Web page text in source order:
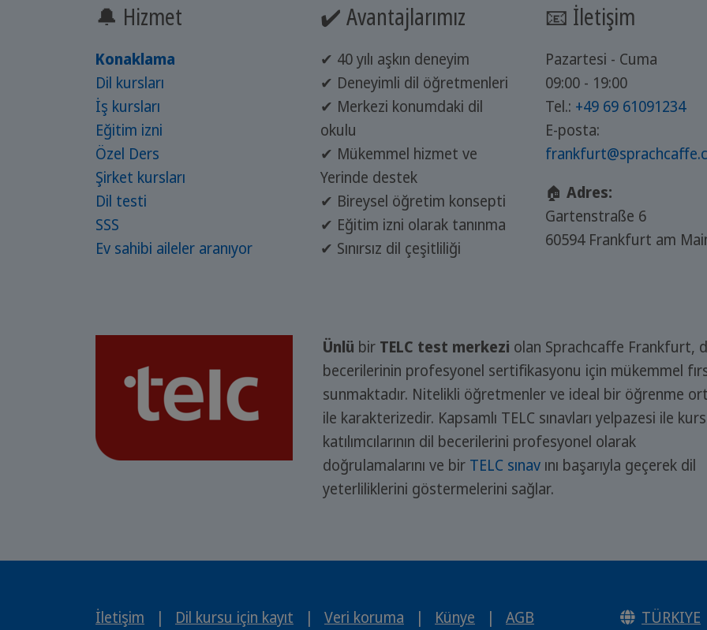
🔔 Hizmet
Konaklama
Dil kursları
İş kursları
Eğitim izni
Özel Ders
Şirket kursları
Dil testi
SSS
Ev sahibi aileler aranıyor
✔️ Avantajlarımız
✔ 40 yılı aşkın deneyim
✔ Deneyimli dil öğretmenleri
✔ Merkezi konumdaki dil
okulu
✔ Mükemmel hizmet ve
Yerinde destek
✔ Bireysel öğretim konsepti
✔ Eğitim izni olarak tanınma
✔ Sınırsız dil çeşitliliği
📧 İletişim
Pazartesi - Cuma
09:00 - 19:00
Tel.: +49 69 61091234
E-posta:
🏠 Adres:
Gartenstraße 6
60594 Frankfurt am
Ünlü bir TELC test merkezi olan Sprachcaffe Frankfurt,
becerilerinin profesyonel sertifikasyonu için mükemmel
sunmaktadır. Nitelikli öğretmenler ve ideal bir öğrenme
ile karakterizedir. Kapsamlı TELC sınavları yelpazesi ile kurs
katılımcılarının dil becerilerini profesyonel olarak
doğrulamalarını ve bir TELC sınav ını başarıyla geçerek dil
yeterliliklerini göstermelerini sağlar.
İletişim | Dil kursu için kayıt | Veri koruma | Künye | AGB TÜRKIYE